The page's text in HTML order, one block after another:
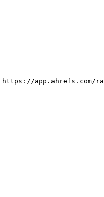
https://app.ahrefs.com/